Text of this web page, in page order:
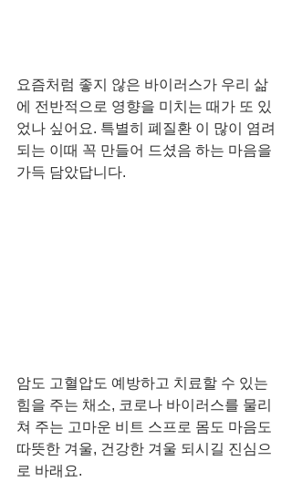
요즘처럼 좋지 않은 바이러스가 우리 삶
에 전반적으로 영향을 미치는 때가 또 있
었나 싶어요. 특별히 폐질환 이 많이 염려
되는 이때 꼭 만들어 드셨음 하는 마음을
가득 담았답니다.
암도 고혈압도 예방하고 치료할 수 있는
힘을 주는 채소, 코로나 바이러스를 물리
쳐 주는 고마운 비트 스프로 몸도 마음도
따뜻한 겨울, 건강한 겨울 되시길 진심으
로 바래요.